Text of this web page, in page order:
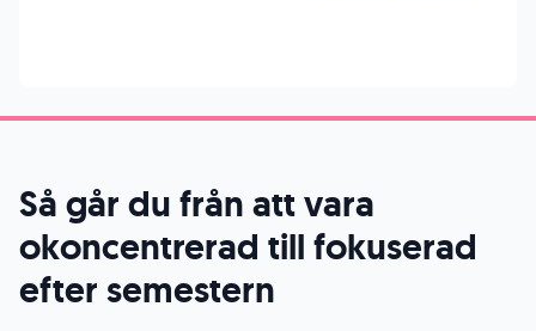
Så går du från att vara
okoncentrerad till fokuserad
efter semestern